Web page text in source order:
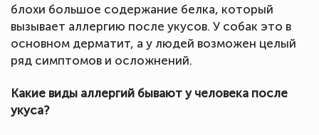
блохи большое содержание белка, который
вызывает аллергию после укусов. У собак это в
основном дерматит, а у людей возможен целый
ряд симптомов и осложнений.
Какие виды аллергий бывают у человека после
укуса?